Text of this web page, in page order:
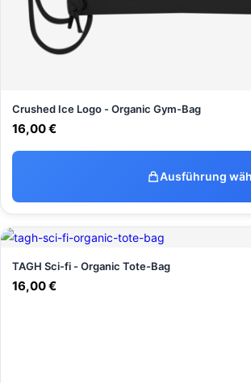
Crushed Ice Logo - Organic Gym-Bag
16,00€
Ausführung
TAGH Sci-fi - Organic Tote-Bag
16,00€